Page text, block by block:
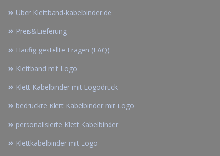
Über Klettband-kabelbinder.de
Preis&Lieferung
Häufig gestellte Fragen (FAQ)
Klettband mit Logo
Klett Kabelbinder mit Logodruck
bedruckte Klett Kabelbinder mit Logo
personalisierte Klett Kabelbinder
Klettkabelbinder mit Logo